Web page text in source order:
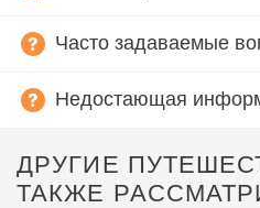
Часто задаваемые
Недостающая
ДРУГИЕ
ТАКЖЕ